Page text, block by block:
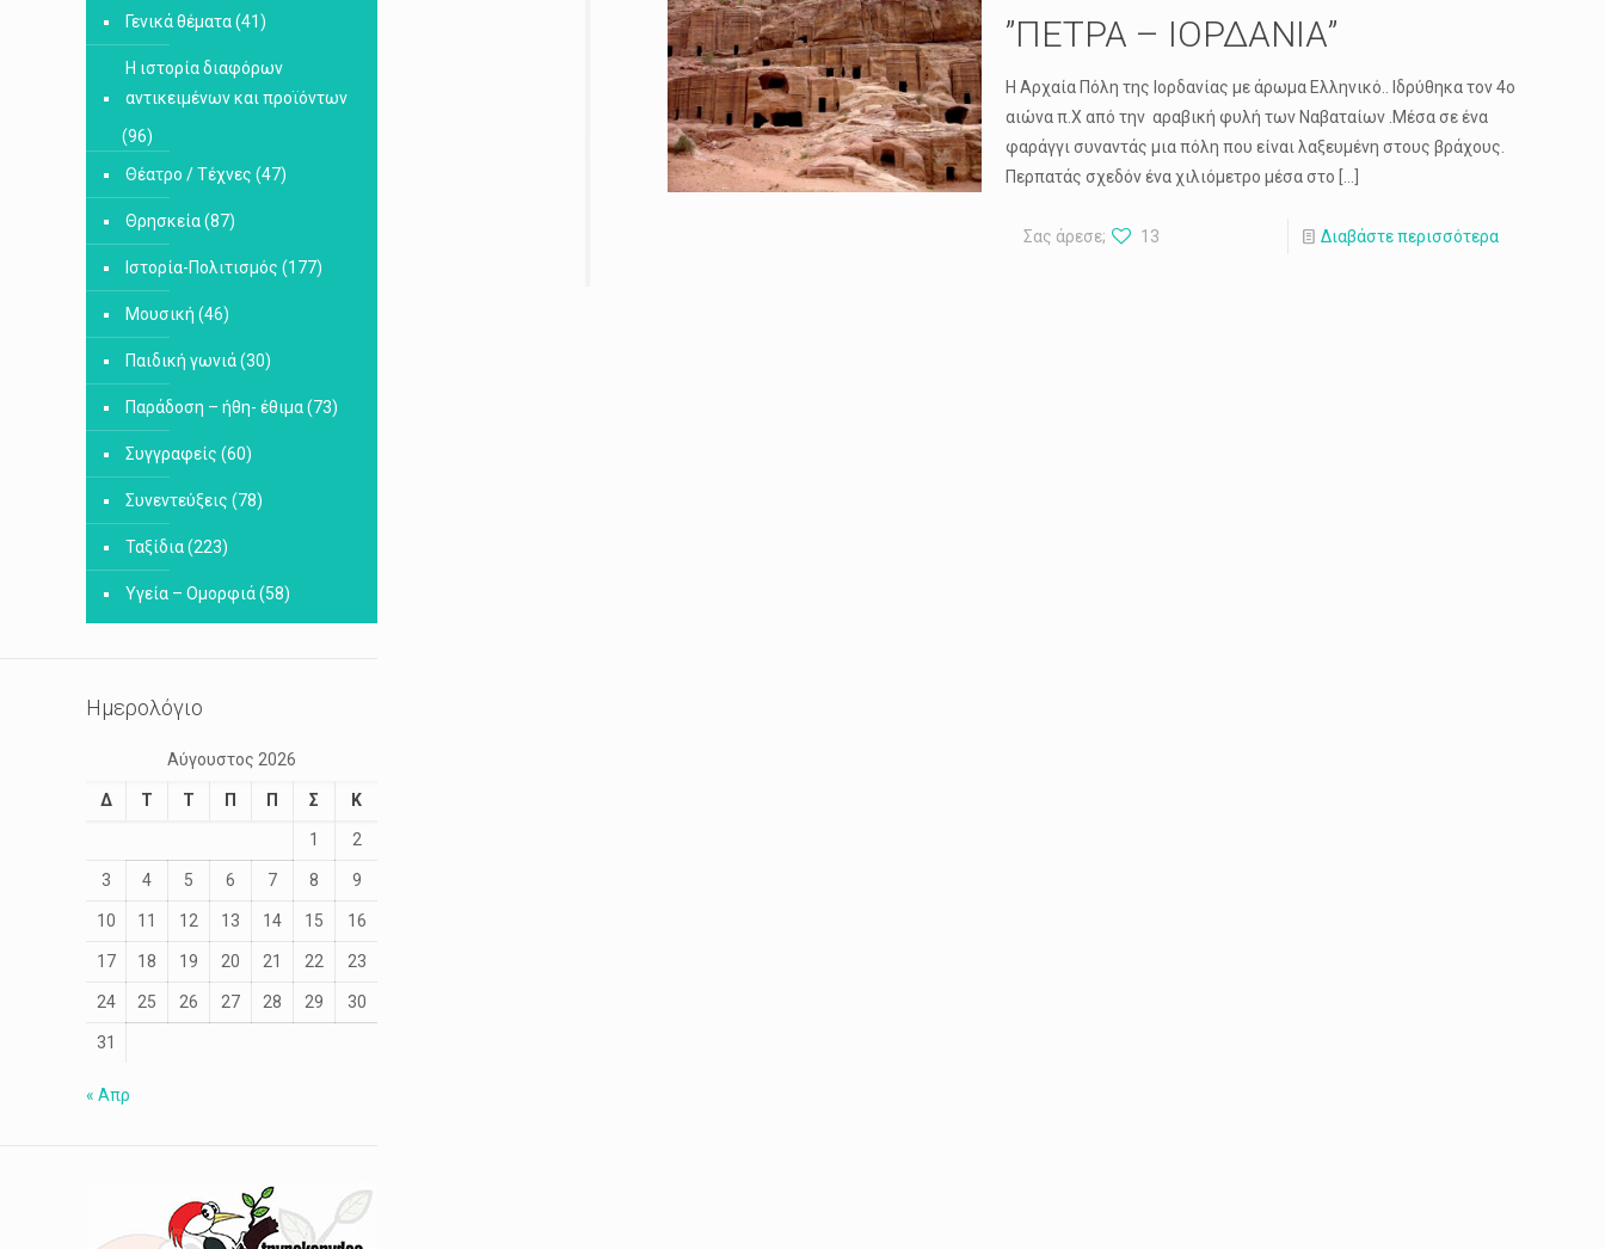
”ΠΕΤΡΑ – ΙΟΡΔΑΝΙΑ”
Η Αρχαία Πόλη της Ιορδανίας με άρωμα Ελληνικό.. Ιδρύθηκα τον 4ο
αιώνα π.Χ από την αραβική φυλή των Ναβαταίων .Μέσα σε ένα
φαράγγι συναντάς μια πόλη που είναι λαξευμένη στους βράχους.
Περπατάς σχεδόν ένα χιλιόμετρο μέσα στο
Σας άρεσε; 13 Διαβάστε περισσότερα
Γενικά θέματα(41)
Η ιστορία διαφόρων
αντικειμένων και προϊόντων
(96)
Θέατρο / Τέχνες (47)
Θρησκεία(87)
Ιστορία-Πολιτισμός (177)
Μουσική (46)
Παιδική γωνιά(30)
Παράδοση – ήθη- έθιμα(73)
Συγγραφείς (60)
Συνεντεύξεις (78)
Ταξίδια(223)
Υγεία – Ομορφιά(58)
Ημερολόγιο
Αύγουστος 2026
Δ Τ Τ Π Π Σ Κ
1 2
3 4 5 6 7 8 9
10 11 12 13 14 15 16
17 18 19 20 21 22 23
24 25 26 27 28 29 30
31
« Απρ